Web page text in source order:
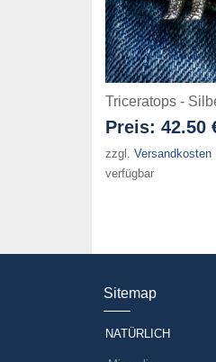
Triceratops -
Preis: 42.50
zzgl. Versandkosten
verfügbar
Sitemap
NATÜRLICH